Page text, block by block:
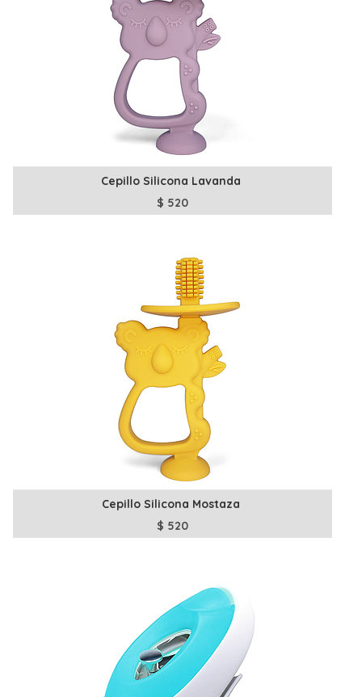
Cepillo Silicona Lavanda
$ 520
Cepillo Silicona Mostaza
$ 520